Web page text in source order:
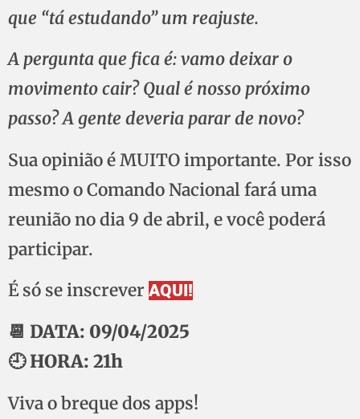
que “tá estudando” um reajuste.
A pergunta que fica é: vamo deixar o
movimento cair? Qual é nosso próximo
passo? A gente deveria parar de novo?
Sua opinião é MUITO importante. Por isso
mesmo o Comando Nacional fará uma
reunião no dia 9 de abril, e você poderá
participar.
É só se inscrever AQUI!
📆 DATA: 09/04/2025
🕘 HORA: 21h
Viva o breque dos apps!